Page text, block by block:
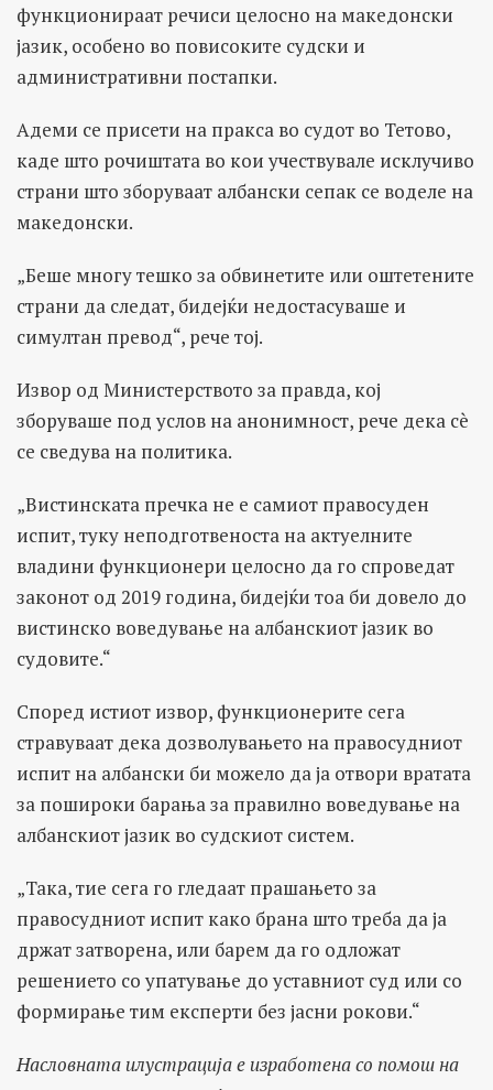
функционираат речиси целосно на македонски
јазик, особено во повисоките судски и
административни постапки.
Адеми се присети на пракса во судот во Тетово,
каде што рочиштата во кои учествувале исклучиво
страни што зборуваат албански сепак се воделе на
македонски.
„Беше многу тешко за обвинетите или оштетените
страни да следат, бидејќи недостасуваше и
симултан превод“, рече тој.
Извор од Министерството за правда, кој
зборуваше под услов на анонимност, рече дека сè
се сведува на политика.
„Вистинската пречка не е самиот правосуден
испит, туку неподготвеноста на актуелните
владини функционери целосно да го спроведат
законот од 2019 година, бидејќи тоа би довело до
вистинско воведување на албанскиот јазик во
судовите.“
Според истиот извор, функционерите сега
стравуваат дека дозволувањето на правосудниот
испит на албански би можело да ја отвори вратата
за пошироки барања за правилно воведување на
албанскиот јазик во судскиот систем.
„Така, тие сега го гледаат прашањето за
правосудниот испит како брана што треба да ја
држат затворена, или барем да го одложат
решението со упатување до уставниот суд или со
формирање тим експерти без јасни рокови.“
Насловната илустрација е изработена со помош на